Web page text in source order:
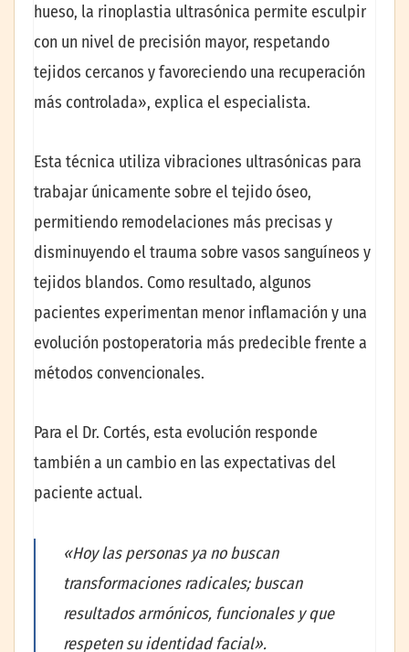
hueso, la rinoplastia ultrasónica permite esculpir
con un nivel de precisión mayor, respetando
tejidos cercanos y favoreciendo una recuperación
más controlada», explica el especialista.
Esta técnica utiliza vibraciones ultrasónicas para
trabajar únicamente sobre el tejido óseo,
permitiendo remodelaciones más precisas y
disminuyendo el trauma sobre vasos sanguíneos y
tejidos blandos. Como resultado, algunos
pacientes experimentan menor inflamación y una
evolución postoperatoria más predecible frente a
métodos convencionales.
Para el Dr. Cortés, esta evolución responde
también a un cambio en las expectativas del
paciente actual.
«Hoy las personas ya no buscan
transformaciones radicales; buscan
resultados armónicos, funcionales y que
respeten su identidad facial».